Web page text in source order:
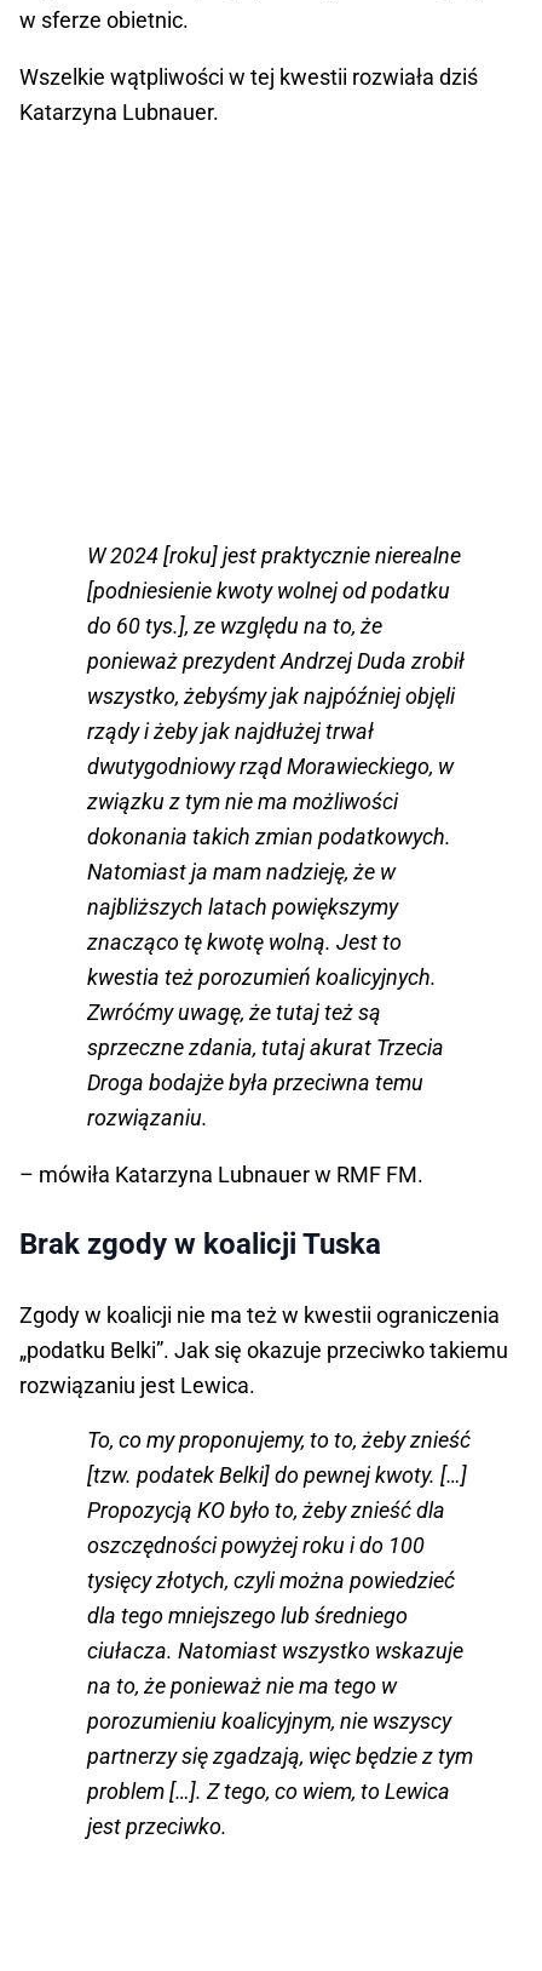
w sferze obietnic.
Wszelkie wątpliwości w tej kwestii rozwiała dziś
Katarzyna Lubnauer.
W 2024 [roku] jest praktycznie nierealne
[podniesienie kwoty wolnej od podatku
do 60 tys.], ze względu na to, że
ponieważ prezydent Andrzej Duda zrobił
wszystko, żebyśmy jak najpóźniej objęli
rządy i żeby jak najdłużej trwał
dwutygodniowy rząd Morawieckiego, w
związku z tym nie ma możliwości
dokonania takich zmian podatkowych.
Natomiast ja mam nadzieję, że w
najbliższych latach powiększymy
znacząco tę kwotę wolną. Jest to
kwestia też porozumień koalicyjnych.
Zwróćmy uwagę, że tutaj też są
sprzeczne zdania, tutaj akurat Trzecia
Droga bodajże była przeciwna temu
rozwiązaniu.
– mówiła Katarzyna Lubnauer w RMF FM.
Brak zgody w koalicji Tuska
Zgody w koalicji nie ma też w kwestii ograniczenia
„podatku Belki”. Jak się okazuje przeciwko takiemu
rozwiązaniu jest Lewica.
To, co my proponujemy, to to, żeby znieść
[tzw. podatek Belki] do pewnej kwoty. […]
Propozycją KO było to, żeby znieść dla
oszczędności powyżej roku i do 100
tysięcy złotych, czyli można powiedzieć
dla tego mniejszego lub średniego
ciułacza. Natomiast wszystko wskazuje
na to, że ponieważ nie ma tego w
porozumieniu koalicyjnym, nie wszyscy
partnerzy się zgadzają, więc będzie z tym
problem […]. Z tego, co wiem, to Lewica
jest przeciwko.